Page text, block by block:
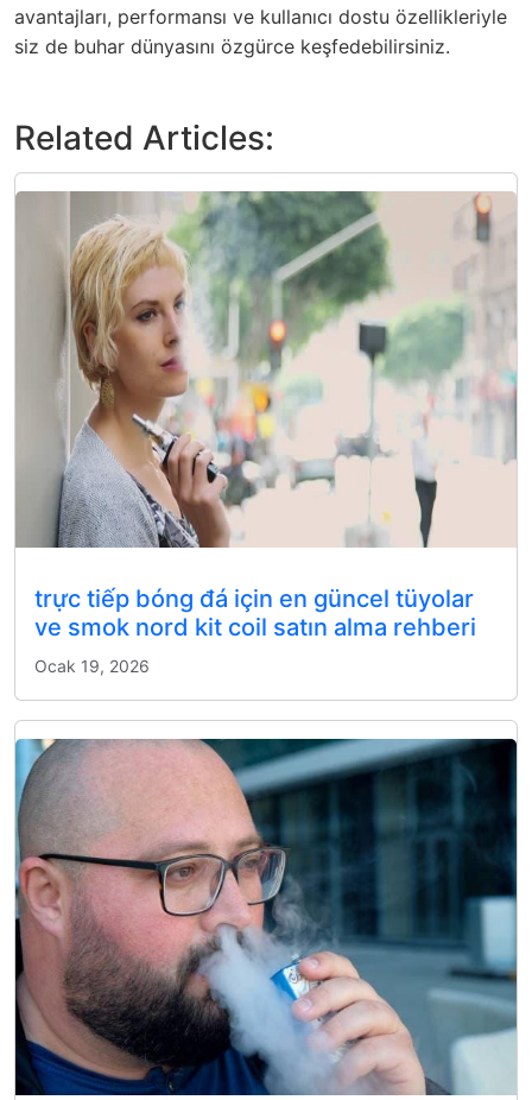
avantajları, performansı ve kullanıcı dostu özellikleriyle
siz de buhar dünyasını özgürce keşfedebilirsiniz.
Related Articles:
trực tiếp bóng đá için en güncel tüyolar
ve smok nord kit coil satın alma rehberi
Ocak 19, 2026